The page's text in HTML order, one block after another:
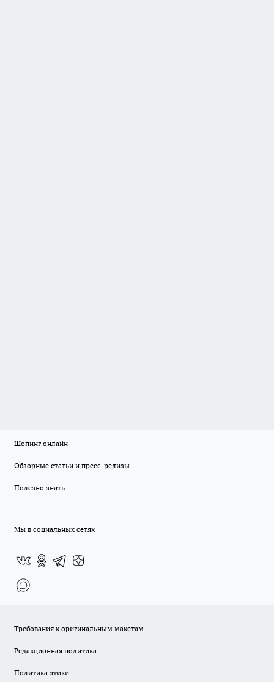
Шопинг онлайн
Обзорные статьи и пресс-релизы
Полезно знать
Мы в социальных сетях
Требования к оригинальным макетам
Редакционная политика
Политика этики